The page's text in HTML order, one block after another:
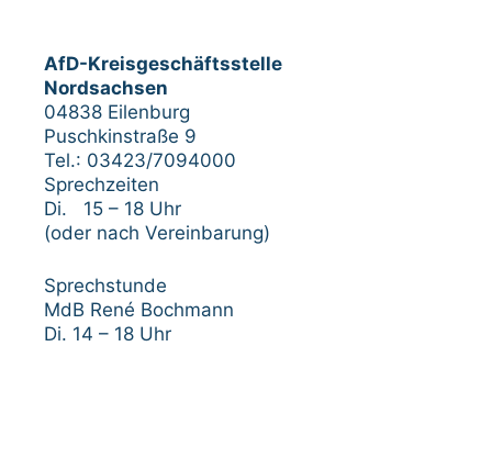
AfD-Kreisgeschäftsstelle
Nordsachsen
04838 Eilenburg
Puschkinstraße 9
Tel.: 03423/7094000
Sprechzeiten
Di. 15 – 18 Uhr
(oder nach Vereinbarung)
Sprechstunde
MdB René Bochmann
Di. 14 – 18 Uhr